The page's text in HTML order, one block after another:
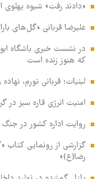
«دادند رفت» شیوه
علیرضا قربانی «گل‌های
در نشست خبری باشگاه
که هنوز زنده است
لبنیات؛ قربانی تورم،
امنیت انرژی قاره سبز در
روایت اداره کشور در جنگ
گزارشی از رونمایی کتاب
رضا(ع)»